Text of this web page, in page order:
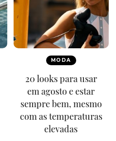
MODA
20 looks para usar
em agosto e estar
sempre bem, mesmo
com as temperaturas
elevadas